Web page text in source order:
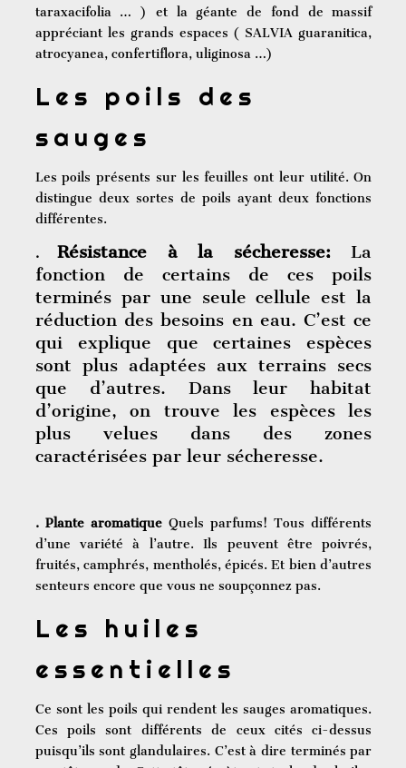
taraxacifolia … ) et la géante de fond de massif
appréciant les grands espaces ( SALVIA guaranitica,
atrocyanea, confertiflora, uliginosa …)
Les poils des
sauges
Les poils présents sur les feuilles ont leur utilité. On
distingue deux sortes de poils ayant deux fonctions
différentes.
.Résistance à la sécheresse:La
fonction de certains de ces poils
terminés par une seule cellule est la
réduction des besoins en eau. C’est ce
qui explique que certaines espèces
sont plus adaptées aux terrains secs
que d’autres. Dans leur habitat
d’origine, on trouve les espèces les
plus velues dans des zones
caractérisées par leur sécheresse.
. Plante aromatiqueQuels parfums! Tous différents
d’une variété à l’autre. Ils peuvent être poivrés,
fruités, camphrés, mentholés, épicés. Et bien d’autres
senteurs encore que vous ne soupçonnez pas.
Les huiles
essentielles
Ce sont les poils qui rendent les sauges aromatiques.
Ces poils sont différents de ceux cités ci-dessus
puisqu’ils sont glandulaires. C’est à dire terminés par